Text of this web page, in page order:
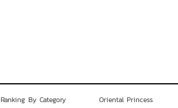
Ranking By Category Oriental Princess